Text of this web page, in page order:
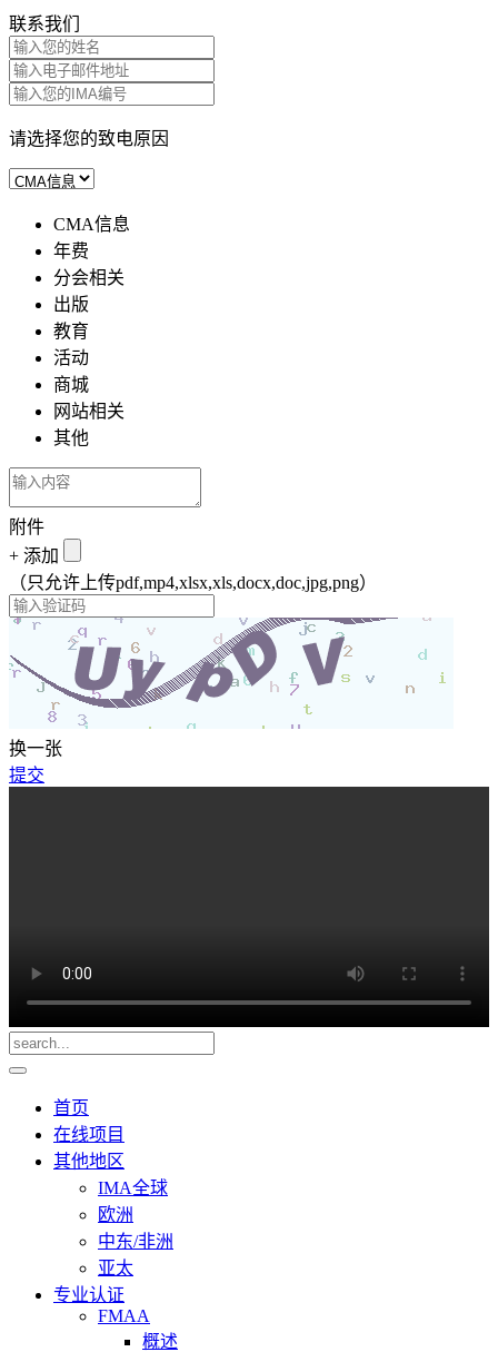
联系我们
请选择您的致电原因
CMA信息
年费
分会相关
出版
教育
活动
商城
网站相关
其他
附件
+ 添加
（只允许上传pdf,mp4,xlsx,xls,docx,doc,jpg,png）
换一张
提交
首页
在线项目
其他地区
IMA全球
欧洲
中东/非洲
亚太
专业认证
FMAA
概述